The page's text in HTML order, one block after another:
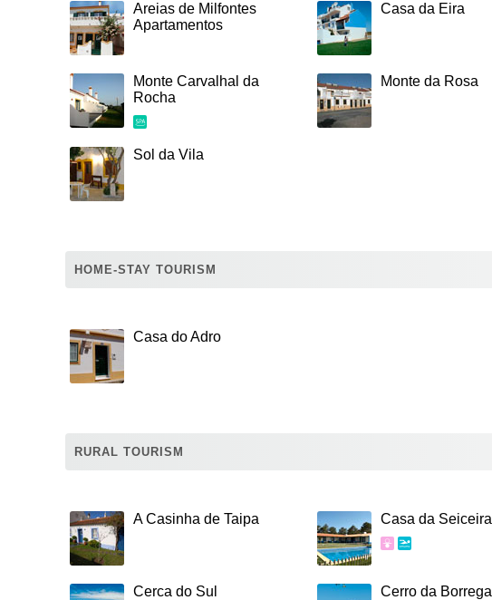
Areias de Milfontes
Apartamentos
Casa da Eira
Monte Carvalhal da
Rocha
Monte da Rosa
Sol da Vila
HOME-STAY TOURISM
Casa do Adro
RURAL TOURISM
A Casinha de Taipa Casa da Seiceira
Cerca do Sul Cerro da Borrega